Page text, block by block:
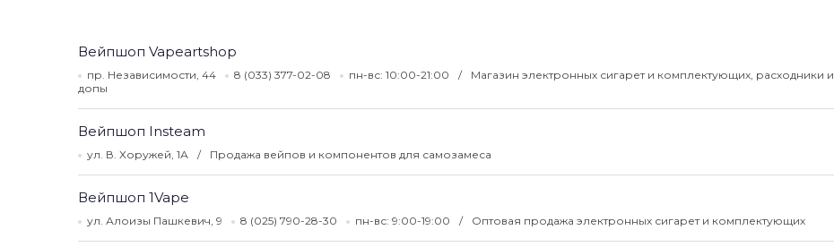
Вейпшоп Vapeartshop
пр. Независимости, 44 8 (033) 377-02-08 пн-вс: 10:00-21:00
Магазин электронных сигарет и комплектующих, расходники и
допы
Вейпшоп Insteam
ул. В. Хоружей, 1А Продажа вейпов и компонентов для самозамеса
Вейпшоп 1Vape
ул. Алоизы Пашкевич, 9 8 (025) 790-28-30 пн-вс: 9:00-19:00 Оптовая продажа электронных сигарет и комплектующих